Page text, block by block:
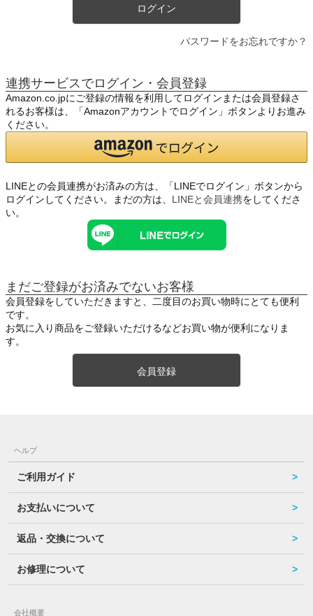
ログイン
パスワードをお忘れですか？
連携サービスでログイン・会員登録
Amazon.co.jpにご登録の情報を利用してログインまたは会員登録さ
れるお客様は、「Amazonアカウントでログイン」ボタンよりお進み
ください。
LINEとの会員連携がお済みの方は、「LINEでログイン」ボタンから
ログインしてください。まだの方は、 LINEと会員連携をしてくださ
い。
まだご登録がお済みでないお客様
会員登録をしていただきますと、二度目のお買い物時にとても便利
です。
お気に入り商品をご登録いただけるなどお買い物が便利になりま
す。
会員登録
ヘルプ
ご利用ガイド
お支払いについて
返品・交換について
お修理について
会社概要